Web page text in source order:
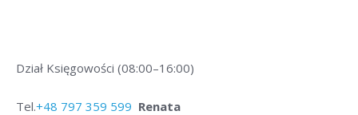
Dział Księgowości (08:00–16:00)
Tel.+48 797 359 599 Renata